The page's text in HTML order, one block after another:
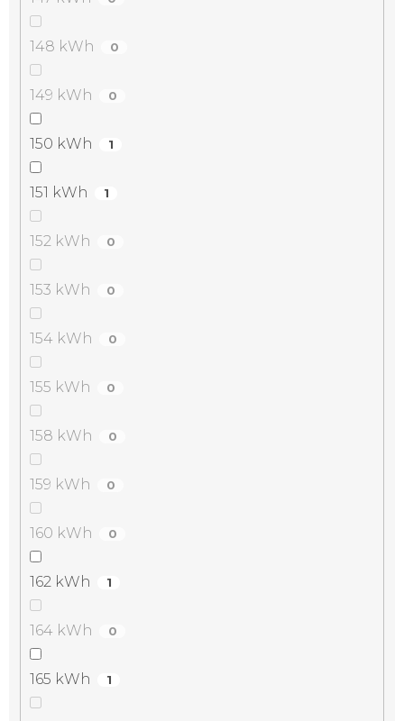
148 kWh 0
149 kWh 0
150 kWh 1
151 kWh 1
152 kWh 0
153 kWh 0
154 kWh 0
155 kWh 0
158 kWh 0
159 kWh 0
160 kWh 0
162 kWh 1
164 kWh 0
165 kWh 1